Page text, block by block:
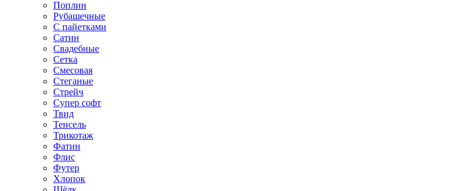
Поплин
Рубашечные
С пайетками
Сатин
Свадебные
Сетка
Смесовая
Стеганые
Стрейч
Супер софт
Твид
Тенсель
Трикотаж
Фатин
Флис
Футер
Хлопок